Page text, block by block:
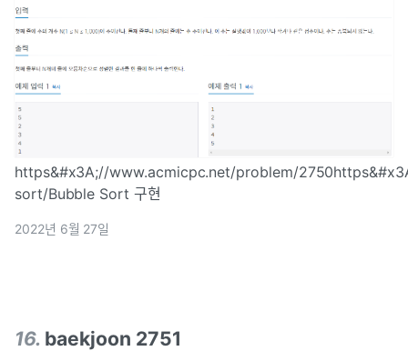
https&#x3A;//www.acmicpc.net/problem/
sort/Bubble Sort 구현
2022년 6월 27일
16. baekjoon 2751